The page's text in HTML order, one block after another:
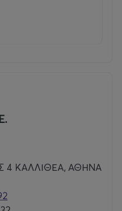
4 ΚΑΛΛΙΘΕΑ, ΑΘΗΝΑ